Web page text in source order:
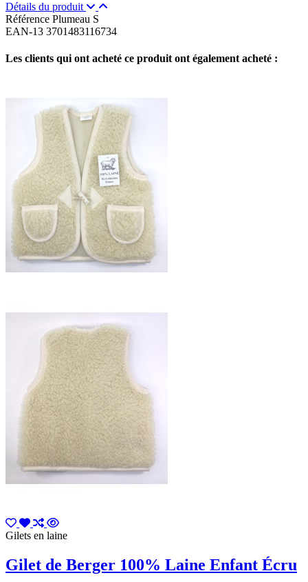
Détails du produit
Référence Plumeau S
EAN-13 3701483116734
Les clients qui ont acheté ce produit ont également acheté :
Gilets en laine
Gilet de Berger 100% Laine Enfant Écru